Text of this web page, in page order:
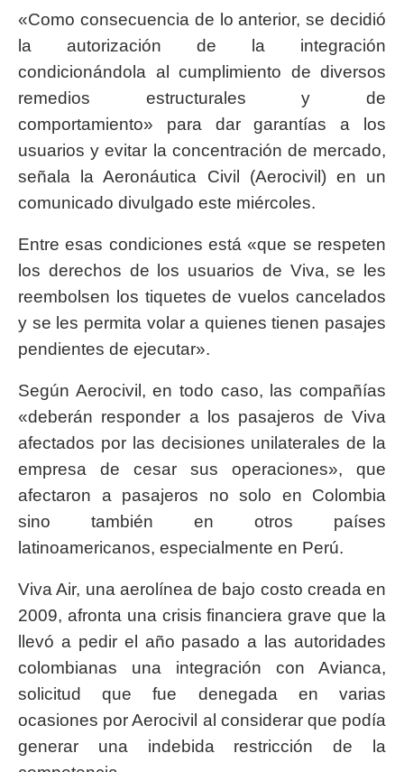
«Como consecuencia de lo anterior, se decidió
la autorización de la integración
condicionándola al cumplimiento de diversos
remedios estructurales y de
comportamiento» para dar garantías a los
usuarios y evitar la concentración de mercado,
señala la Aeronáutica Civil (Aerocivil) en un
comunicado divulgado este miércoles.
Entre esas condiciones está «que se respeten
los derechos de los usuarios de Viva, se les
reembolsen los tiquetes de vuelos cancelados
y se les permita volar a quienes tienen pasajes
pendientes de ejecutar».
Según Aerocivil, en todo caso, las compañías
«deberán responder a los pasajeros de Viva
afectados por las decisiones unilaterales de la
empresa de cesar sus operaciones», que
afectaron a pasajeros no solo en Colombia
sino también en otros países
latinoamericanos, especialmente en Perú.
Viva Air, una aerolínea de bajo costo creada en
2009, afronta una crisis financiera grave que la
llevó a pedir el año pasado a las autoridades
colombianas una integración con Avianca,
solicitud que fue denegada en varias
ocasiones por Aerocivil al considerar que podía
generar una indebida restricción de la